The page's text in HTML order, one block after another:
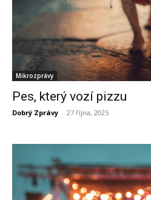
Mikrozprávy
Pes, který vozí pizzu
Dobrý Zprávy - 27 října, 2025